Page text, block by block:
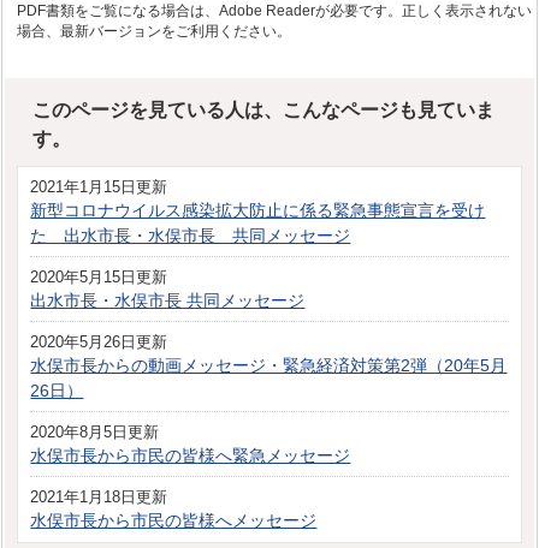
PDF書類をご覧になる場合は、Adobe Readerが必要です。正しく表示されない
場合、最新バージョンをご利用ください。
このページを見ている人は、こんなページも見ていま
す。
2021年1月15日更新
新型コロナウイルス感染拡大防止に係る緊急事態宣言を受け
た 出水市長・水俣市長 共同メッセージ
2020年5月15日更新
出水市長・水俣市長 共同メッセージ
2020年5月26日更新
水俣市長からの動画メッセージ・緊急経済対策第2弾（20年5月
26日）
2020年8月5日更新
水俣市長から市民の皆様へ緊急メッセージ
2021年1月18日更新
水俣市長から市民の皆様へメッセージ